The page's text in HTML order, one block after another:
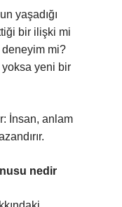
yaşadığı
bir ilişki mi
deneyim mi?
yeni bir
İnsan, anlam
nedir